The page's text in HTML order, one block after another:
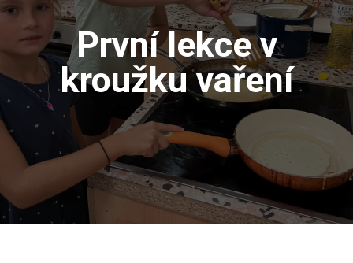
První lekce v
kroužku vaření